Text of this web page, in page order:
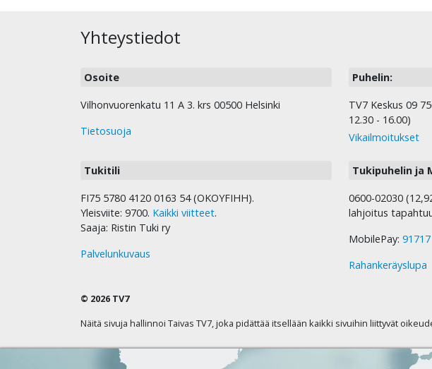
Yhteystiedot
Osoite
Vilhonvuorenkatu 11 A 3. krs 00500 Helsinki
Tietosuoja
Puhelin:
TV7 Keskus 09
12.30 - 16.00)
Vikailmoitukset
Tukitili
FI75 5780 4120 0163 54 (OKOYFIHH).
Yleisviite: 9700. Kaikki viitteet.
Saaja: Ristin Tuki ry
Palvelunkuvaus
Tukipuhelin ja
0600-02030
lahjoitus
MobilePay: 91717
Rahankeräyslupa
© 2026 TV7
Näitä sivuja hallinnoi Taivas TV7, joka pidättää itsellään kaikki sivuihin liittyvät